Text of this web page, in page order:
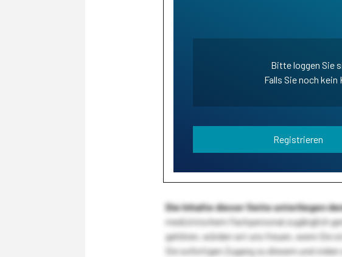
Bitte loggen Sie
Falls Sie noch
Registrieren
Die Inhalte dieser Seite unterliegen
medizinischem Fachpersonal zugänglich
gehören, würden wir uns freuen, wenn Sie
Sie sofortigen Zugang zu diesem und